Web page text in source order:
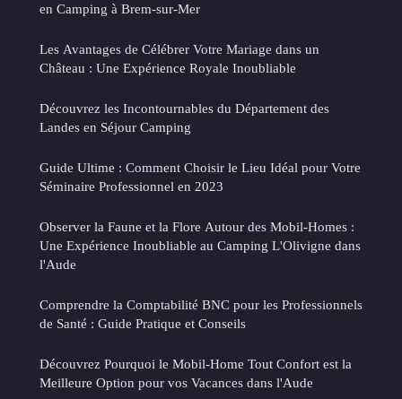
en Camping à Brem-sur-Mer
Les Avantages de Célébrer Votre Mariage dans un
Château : Une Expérience Royale Inoubliable
Découvrez les Incontournables du Département des
Landes en Séjour Camping
Guide Ultime : Comment Choisir le Lieu Idéal pour Votre
Séminaire Professionnel en 2023
Observer la Faune et la Flore Autour des Mobil-Homes :
Une Expérience Inoubliable au Camping L'Olivigne dans
l'Aude
Comprendre la Comptabilité BNC pour les Professionnels
de Santé : Guide Pratique et Conseils
Découvrez Pourquoi le Mobil-Home Tout Confort est la
Meilleure Option pour vos Vacances dans l'Aude